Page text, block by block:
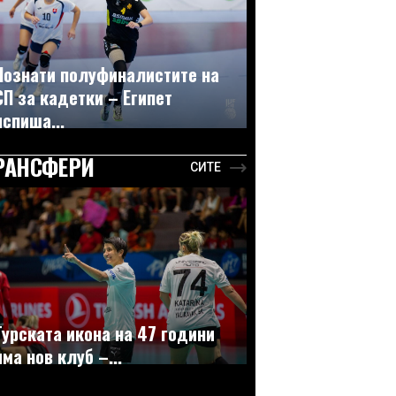
полуфиналистите на
за кадетки – Египет
СИТЕ
икона на 47 години
нов клуб –...